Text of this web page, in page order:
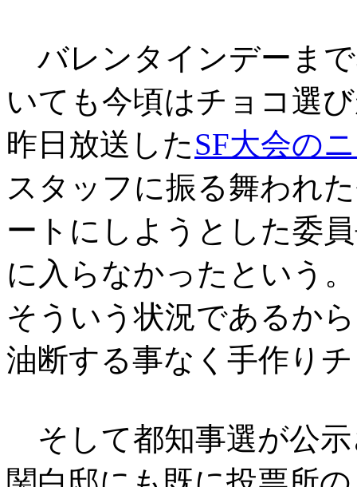
バレンタインデーま
いても今頃はチョコ選
昨日放送したSF大会の
スタッフに振る舞われ
ートにしようとした委
に入らなかったという。
そういう状況であるか
油断する事なく手作り
そして都知事選が公